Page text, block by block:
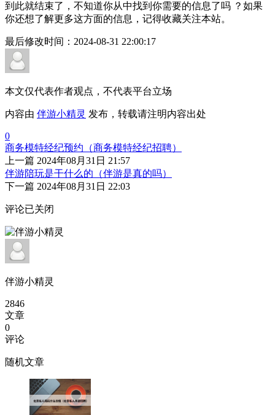
到此就结束了，不知道你从中找到你需要的信息了吗 ？如果
你还想了解更多这方面的信息，记得收藏关注本站。
最后修改时间： 2024-08-31 22:00:17
本文仅代表作者观点，不代表平台立场
内容由 伴游小精灵 发布，转载请注明内容出处
0
商务模特经纪预约（商务模特经纪招聘）
上一篇 2024年08月31日 21:57
伴游陪玩是干什么的（伴游是真的吗）
下一篇 2024年08月31日 22:03
评论已关闭
伴游小精灵
2846
文章
0
评论
随机文章